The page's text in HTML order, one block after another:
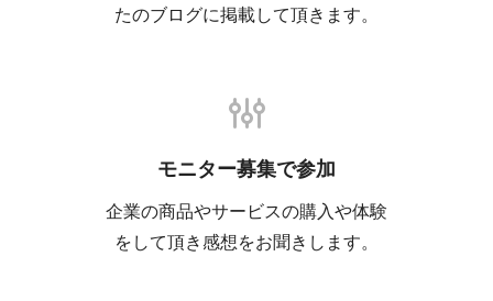
たのブログに掲載して頂きます。
モニター募集で参加
企業の商品やサービスの購入や体験
をして頂き感想をお聞きします。